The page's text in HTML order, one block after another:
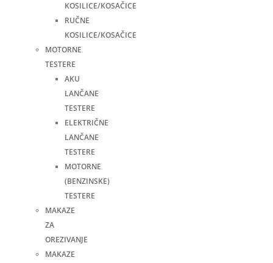
KOSILICE/KOSAČICE
RUČNE
KOSILICE/KOSAČICE
MOTORNE
TESTERE
AKU
LANČANE
TESTERE
ELEKTRIČNE
LANČANE
TESTERE
MOTORNE
(BENZINSKE)
TESTERE
MAKAZE
ZA
OREZIVANJE
MAKAZE